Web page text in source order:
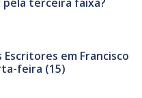
em Francisco
feira (15)